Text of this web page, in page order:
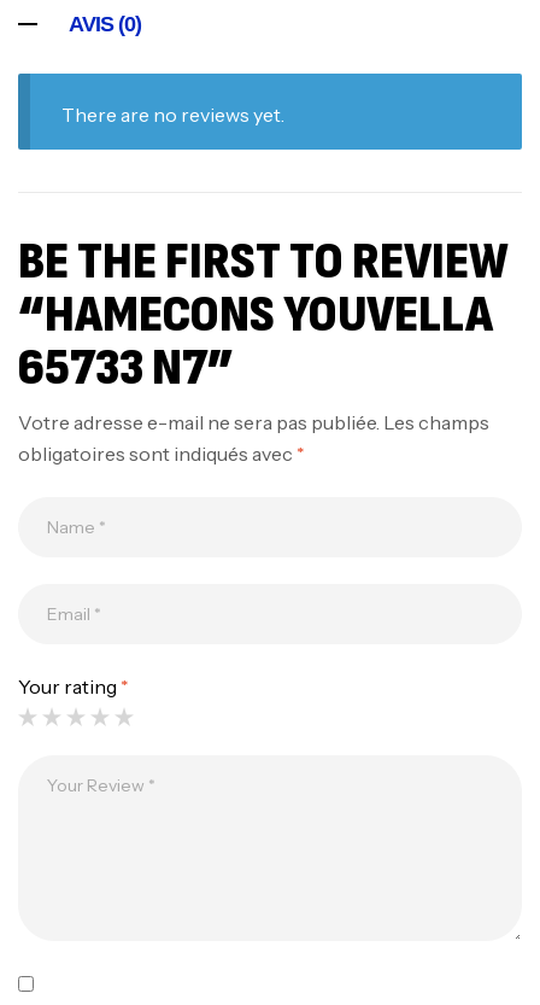
AVIS (0)
There are no reviews yet.
BE THE FIRST TO REVIEW
“HAMECONS YOUVELLA
65733 N7”
Votre adresse e-mail ne sera pas publiée. Les champs
obligatoires sont indiqués avec *
Your rating *
1.83m 120/250gr 30kg
Bagagerie